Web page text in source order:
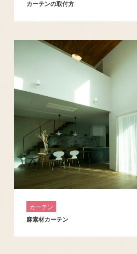
カーテンの取付方
カーテン
麻素材カーテン